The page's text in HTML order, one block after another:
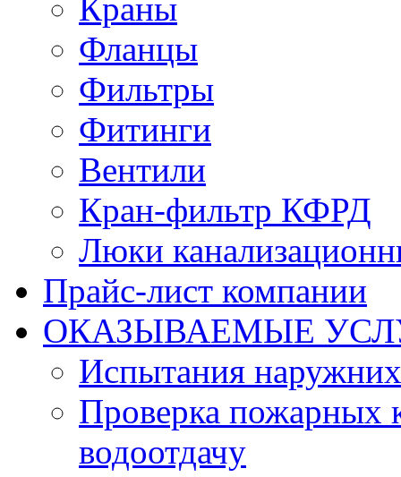
Краны
Фланцы
Фильтры
Фитинги
Вентили
Кран-фильтр КФРД
Люки
Прайс-лист компании
ОКАЗЫВАЕМЫЕ
Испытания
Проверка пожарных
водоотдачу